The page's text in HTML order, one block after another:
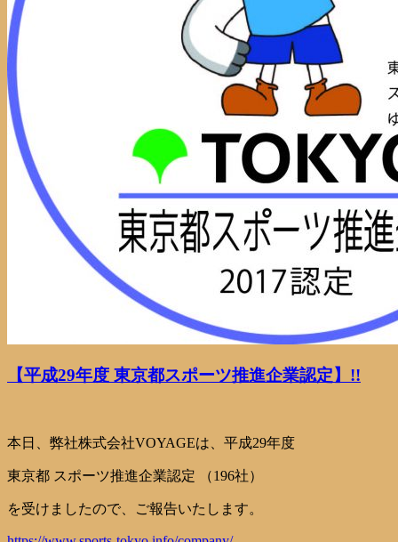
【平成29年度 東京都スポーツ推進企業認定】!!
本日、弊社株式会社VOYAGEは、平成29年度
東京都 スポーツ推進企業認定 （196社）
を受けましたので、ご報告いたします。